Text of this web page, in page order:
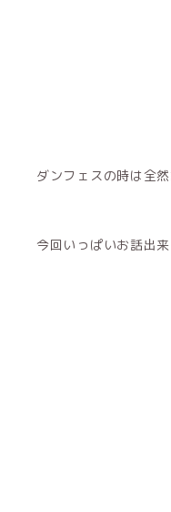
ダンフェスの時は全
今回いっぱいお話出